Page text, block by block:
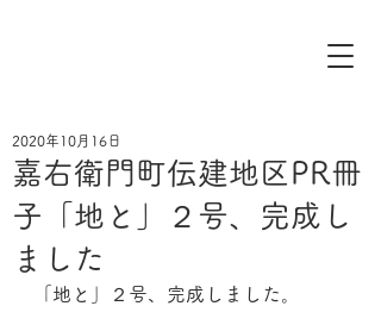
嘉右衛門町伝建地区PR冊
子「地と」２号、完成し
ました
2020年10月16日
「地と」２号、完成しました。